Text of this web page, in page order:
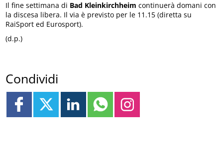
Il fine settimana di Bad Kleinkirchheim continuerà domani con
la discesa libera. Il via è previsto per le 11.15 (diretta su
RaiSport ed Eurosport).
(d.p.)
Condividi